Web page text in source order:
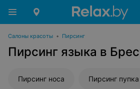
Салоны красоты • Пирсинг
Пирсинг языка в
Пирсинг носа Пирсинг пупка